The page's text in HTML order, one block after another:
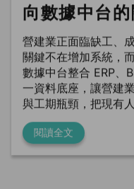
向數據中台
營建業正面臨缺工、
關鍵不在增加系統，
數據中台整合 ERP、
一資料底座，讓營建
與工期瓶頸，把現有
閱讀全文